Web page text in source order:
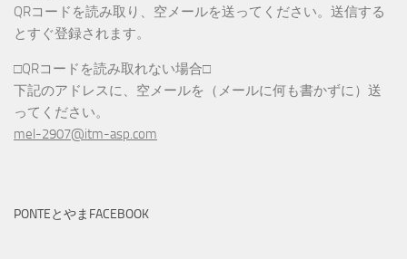
QRコードを読み取り、空メールを送ってください。送信する
とすぐ登録されます。
□QRコードを読み取れない場合□
下記のアドレスに、空メールを（メールに何も書かずに）送
ってください。
mel-2907@itm-asp.com
PONTEとやまFACEBOOK